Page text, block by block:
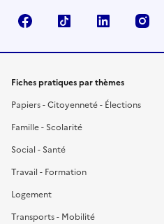
FacebookTikTok LinkedIn
Fiches pratiques par thèmes
Papiers - Citoyenneté - Élections
Famille - Scolarité
Social - Santé
Travail - Formation
Logement
Transports - Mobilité